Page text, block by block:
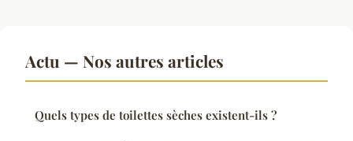
Actu — Nos autres articles
Quels types de toilettes sèches existent-ils ?